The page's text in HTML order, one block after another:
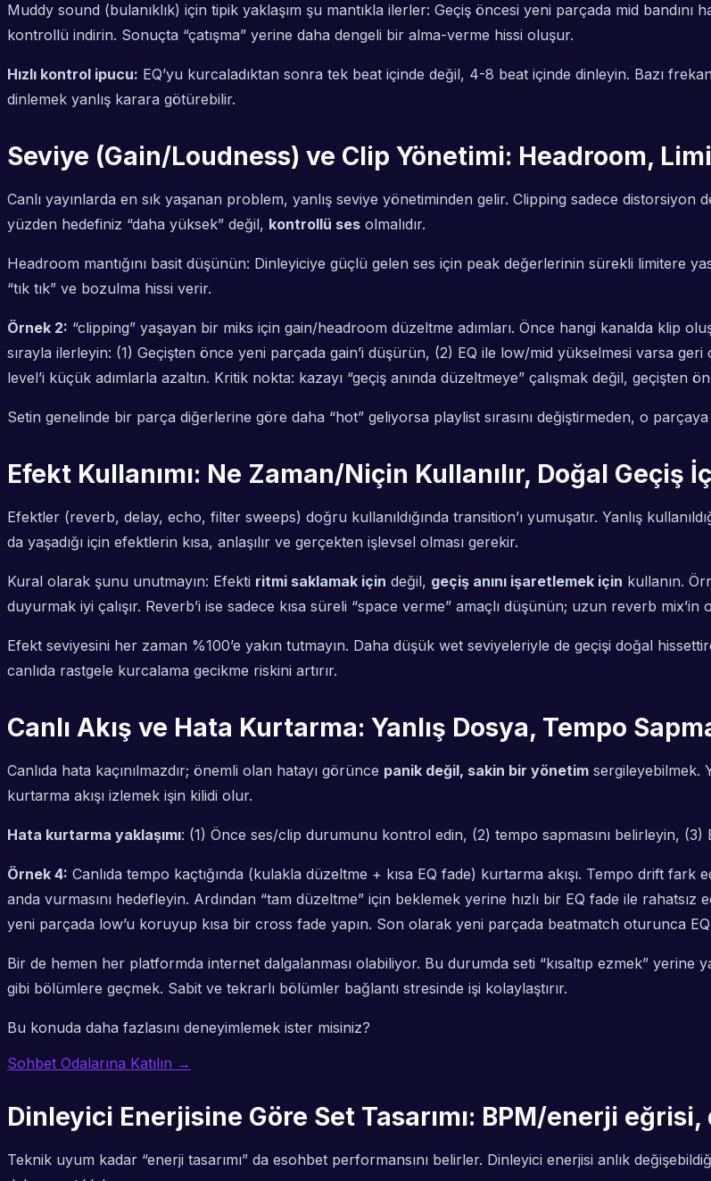
Muddy sound (bulanıklık) için tipik yaklaşım şu mantıkla ilerler: Geçiş öncesi yeni parçada mid bandını
kontrollü indirin. Sonuçta “çatışma” yerine daha dengeli bir alma-verme hissi oluşur.
Hızlı kontrol ipucu: EQ’yu kurcaladıktan sonra tek beat içinde değil, 4-8 beat içinde dinleyin. Bazı
dinlemek yanlış karara götürebilir.
Seviye (Gain/Loudness) ve Clip Yönetimi: Headroom,
Canlı yayınlarda en sık yaşanan problem, yanlış seviye yönetiminden gelir. Clipping sadece
yüzden hedefiniz “daha yüksek” değil, kontrollü ses olmalıdır.
Headroom mantığını basit düşünün: Dinleyiciye güçlü gelen ses için peak değerlerinin sürekli limitere
“tık tık” ve bozulma hissi verir.
Örnek 2: “clipping” yaşayan bir miks için gain/headroom düzeltme adımları. Önce hangi kanalda klip
sırayla ilerleyin: (1) Geçişten önce yeni parçada gain’i düşürün, (2) EQ ile low/mid yükselmesi varsa geri
level’i küçük adımlarla azaltın. Kritik nokta: kazayı “geçiş anında düzeltmeye” çalışmak değil, geçişten
Setin genelinde bir parça diğerlerine göre daha “hot” geliyorsa playlist sırasını değiştirmeden, o
Efekt Kullanımı: Ne Zaman/Niçin Kullanılır, Doğal Geçiş
Efektler (reverb, delay, echo, filter sweeps) doğru kullanıldığında transition’ı yumuşatır. Yanlış
da yaşadığı için efektlerin kısa, anlaşılır ve gerçekten işlevsel olması gerekir.
Kural olarak şunu unutmayın: Efekti ritmi saklamak için değil, geçiş anını işaretlemek için kullanın.
duyurmak iyi çalışır. Reverb’i ise sadece kısa süreli “space verme” amaçlı düşünün; uzun reverb mix’in
Efekt seviyesini her zaman %100’e yakın tutmayın. Daha düşük wet seviyeleriyle de geçişi doğal
canlıda rastgele kurcalama gecikme riskini artırır.
Canlı Akış ve Hata Kurtarma: Yanlış Dosya, Tempo
Canlıda hata kaçınılmazdır; önemli olan hatayı görünce panik değil, sakin bir yönetim sergileyebilmek.
kurtarma akışı izlemek işin kilidi olur.
Hata kurtarma yaklaşımı: (1) Önce ses/clip durumunu kontrol edin, (2) tempo sapmasını belirleyin, (3)
Örnek 4: Canlıda tempo kaçtığında (kulakla düzeltme + kısa EQ fade) kurtarma akışı. Tempo drift fark
anda vurmasını hedefleyin. Ardından “tam düzeltme” için beklemek yerine hızlı bir EQ fade ile rahatsız
yeni parçada low’u koruyup kısa bir cross fade yapın. Son olarak yeni parçada beatmatch oturunca
Bir de hemen her platformda internet dalgalanması olabiliyor. Bu durumda seti “kısaltıp ezmek”
gibi bölümlere geçmek. Sabit ve tekrarlı bölümler bağlantı stresinde işi kolaylaştırır.
Bu konuda daha fazlasını deneyimlemek ister misiniz?
Sohbet Odalarına Katılın →
Dinleyici Enerjisine Göre Set Tasarımı: BPM/enerji
Teknik uyum kadar “enerji tasarımı” da esohbet performansını belirler. Dinleyici enerjisi anlık